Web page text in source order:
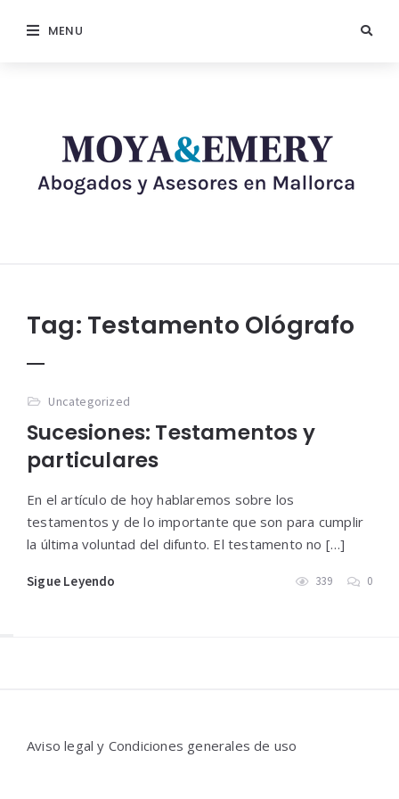
MENU
Tag: Testamento Ológrafo
Uncategorized
Sucesiones: Testamentos y
particulares
En el artículo de hoy hablaremos sobre los
testamentos y de lo importante que son para cumplir
la última voluntad del difunto. El testamento no […]
Sigue Leyendo 339 0
Aviso legal y Condiciones generales de uso